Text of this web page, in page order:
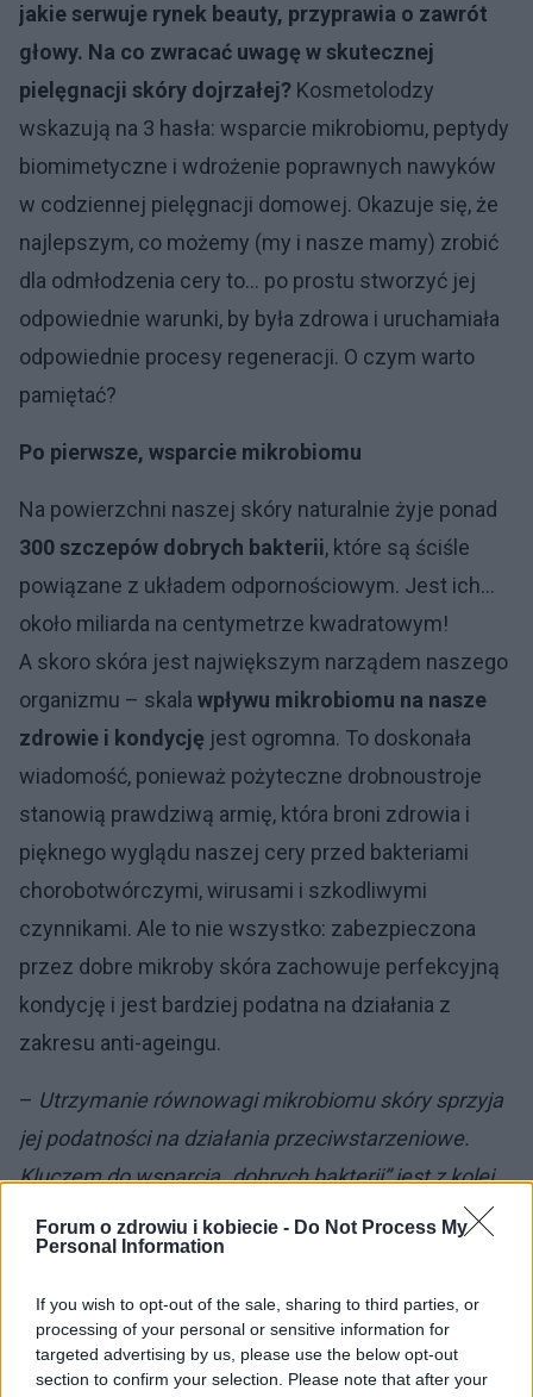
Forum o zdrowiu i kobiecie - Do Not Process My
Personal Information
If you wish to opt-out of the sale, sharing to third parties, or
processing of your personal or sensitive information for
targeted advertising by us, please use the below opt-out
section to confirm your selection. Please note that after your
jakie serwuje rynek beauty, przyprawia o zawrót
głowy. Na co zwracać uwagę w skutecznej
pielęgnacji skóry dojrzałej? Kosmetolodzy
wskazują na 3 hasła: wsparcie mikrobiomu, peptydy
biomimetyczne i wdrożenie poprawnych nawyków
w codziennej pielęgnacji domowej. Okazuje się, że
najlepszym, co możemy (my i nasze mamy) zrobić
dla odmłodzenia cery to… po prostu stworzyć jej
odpowiednie warunki, by była zdrowa i uruchamiała
odpowiednie procesy regeneracji. O czym warto
pamiętać?
Po pierwsze, wsparcie mikrobiomu
Na powierzchni naszej skóry naturalnie żyje ponad
300 szczepów dobrych bakterii, które są ściśle
powiązane z układem odpornościowym. Jest ich…
około miliarda na centymetrze kwadratowym!
A skoro skóra jest największym narządem naszego
organizmu – skala wpływu mikrobiomu na nasze
zdrowie i kondycję jest ogromna. To doskonała
wiadomość, ponieważ pożyteczne drobnoustroje
stanowią prawdziwą armię, która broni zdrowia i
pięknego wyglądu naszej cery przed bakteriami
chorobotwórczymi, wirusami i szkodliwymi
czynnikami. Ale to nie wszystko: zabezpieczona
przez dobre mikroby skóra zachowuje perfekcyjną
kondycję i jest bardziej podatna na działania z
zakresu anti-ageingu.
– Utrzymanie równowagi mikrobiomu skóry sprzyja
jej podatności na działania przeciwstarzeniowe.
Kluczem do wsparcia „dobrych bakterii” jest z kolei
stosowanie łagodnych preparatów z pre- i
probiotykami–powiedziała Agnieszka Kowalska.
Po drugie, peptydowa skuteczność
Eksperci podkreślają, że wśród aktywnych